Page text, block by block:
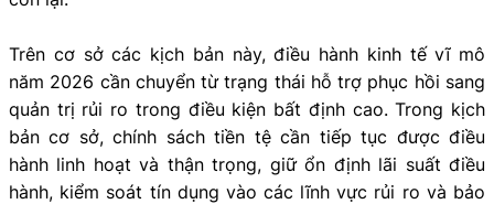
Trên cơ sở các kịch bản này, điều hành kinh tế vĩ mô
năm 2026 cần chuyển từ trạng thái hỗ trợ phục hồi sang
quản trị rủi ro trong điều kiện bất định cao. Trong kịch
bản cơ sở, chính sách tiền tệ cần tiếp tục được điều
hành linh hoạt và thận trọng, giữ ổn định lãi suất điều
hành, kiểm soát tín dụng vào các lĩnh vực rủi ro và bảo